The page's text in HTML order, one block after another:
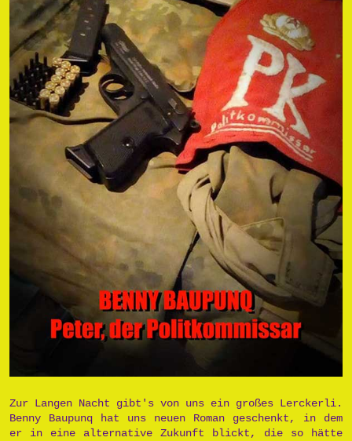
Zur Langen Nacht gibt's von uns ein großes Lerckerli.
Benny Baupunq hat uns neuen Roman geschenkt, in dem
er in eine alternative Zukunft blickt, die so hätte